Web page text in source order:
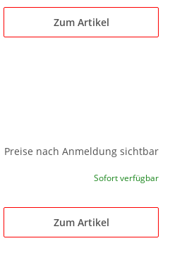
Zum Artikel
Preise nach Anmeldung sichtbar
Sofort verfügbar
Zum Artikel